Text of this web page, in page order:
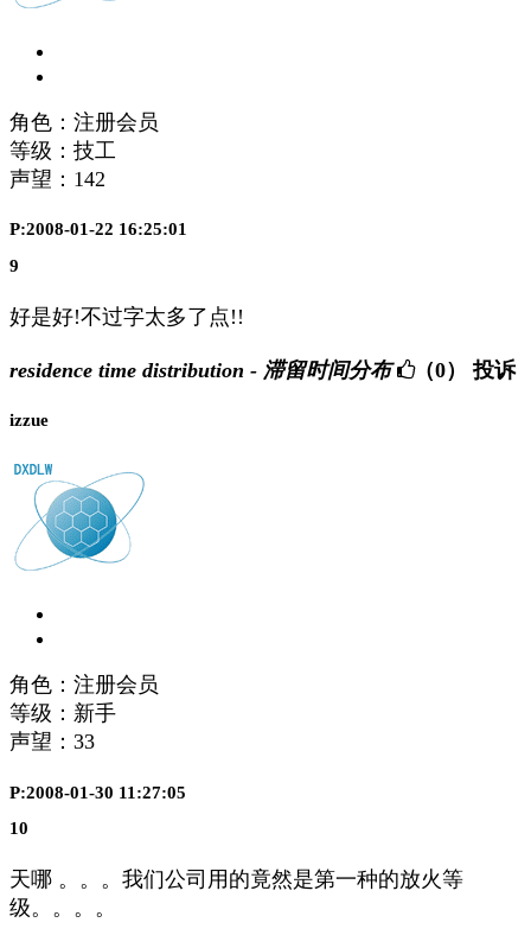
角色：注册会员
等级：技工
声望： 142
P:2008-01-22 16:25:01
9
好是好!不过字太多了点!!
residence time distribution - 滞留时间分布 （0） 投诉
izzue
角色：注册会员
等级：新手
声望： 33
P:2008-01-30 11:27:05
10
天哪 。。。我们公司用的竟然是第一种的放火等
级。。。。